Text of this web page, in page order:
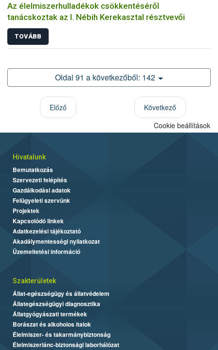
Az élelmiszerhulladékok csökkentéséről
tanácskoztak az I. Nébih Kerekasztal résztvevői
TOVÁBB
Oldal 91 a következőből: 142
Előző
Következő
Cookie beállítások
Hivatalunk
Bemutatkozás
Szervezeti felépítés
Gazdálkodási adatok
Felügyeleti szervünk
Projektek
Kapcsolódó linkek
Adatkezelési tájékoztató
Akadálymentességi nyilatkozat
Üzemeltetési információ
Szakterületek
Állat-egészségügy és állatvédelem
Állategészségügyi diagnosztika
Állatgyógyászati termékek
Borászat és alkoholos italok
Élelmiszer- és takarmánybiztonság
Élelmiszerlánc-biztonsági laborhálózat